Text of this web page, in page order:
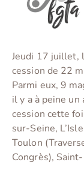
Jeudi 17 juillet,
cession de 22
Parmi eux, 9
il y a à peine un
cession cette
sur-Seine,
Toulon
Congrès),